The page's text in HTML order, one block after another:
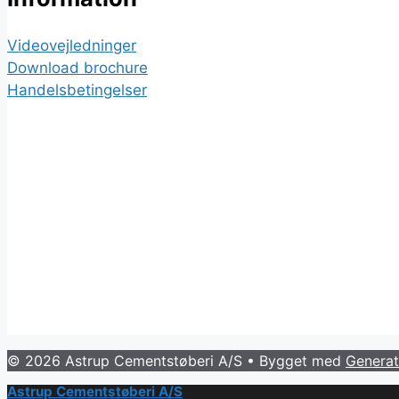
Videovejledninger
Download brochure
Handelsbetingelser
© 2026 Astrup Cementstøberi A/S • Bygget med
Astrup Cementstøberi A/S